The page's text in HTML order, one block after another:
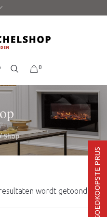
0
Shop
wordt getoond
op